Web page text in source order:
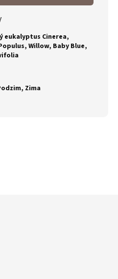
eukalyptus Cinerea,
Willow, Baby Blue,
, Zima